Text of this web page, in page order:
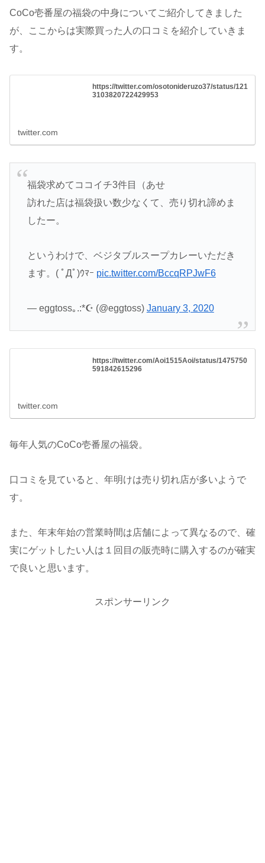
CoCo壱番屋の福袋の中身についてご紹介してきました
が、ここからは実際買った人の口コミを紹介していきま
す。
https://twitter.com/osotonideruzo37/status/121
3103820722429953
twitter.com
福袋求めてココイチ3件目（あせ
訪れた店は福袋扱い数少なくて、売り切れ諦めま
したー。
というわけで、ベジタブルスープカレーいただき
ます。( ﾟДﾟ)ｳﾏｰ pic.twitter.com/BccqRPJwF6
— eggtoss｡.:*☪︎ (@eggtoss) January 3, 2020
https://twitter.com/Aoi1515Aoi/status/1475750
591842615296
twitter.com
毎年人気のCoCo壱番屋の福袋。
口コミを見ていると、年明けは売り切れ店が多いようで
す。
また、年末年始の営業時間は店舗によって異なるので、確
実にゲットしたい人は１回目の販売時に購入するのが確実
で良いと思います。
スポンサーリンク